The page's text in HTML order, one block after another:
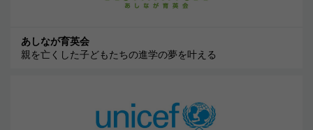
あしなが育英会
親を亡くした子どもたちの進学の夢を叶える